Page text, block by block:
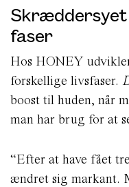
faser
Hos HONEY
forskellige livsfaser.
boost til huden, når
man har brug for at
“Efter at have fået
ændret sig markant.